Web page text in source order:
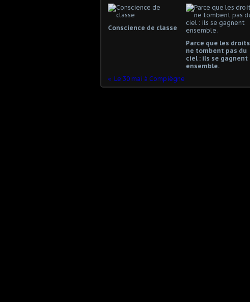
Conscience de classe
Parce que les droits
ne tombent pas du
ciel : ils se gagnent
ensemble.
Le 30 mai à Compiègne